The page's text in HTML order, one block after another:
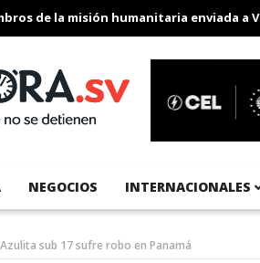
la misión humanitaria enviada a
NEGOCIOS INTERNACIONALES
Azulita sub 17 sufre robo en Panamá